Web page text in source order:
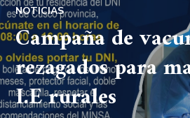
NOTICIAS
Campaña de
rezagados para
I.E rurales